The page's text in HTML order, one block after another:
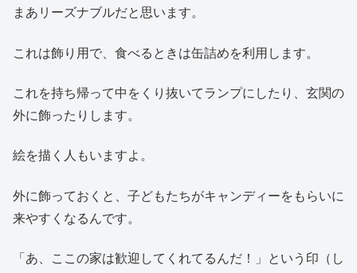
まあリーズナブルだと思います。
これは飾り用で、食べるときは缶詰めを利用します。
これを持ち帰って中をくり抜いてランプにしたり、玄関の
外に飾ったりします。
絵を描く人もいますよ。
外に飾っておくと、子どもたちがキャンディーをもらいに
来やすくなるんです。
「あ、ここの家は歓迎してくれてるんだ！」という印（し